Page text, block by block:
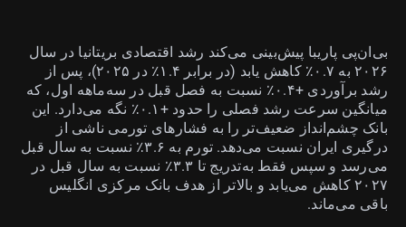
بی‌ان‌پی پاریبا پیش‌بینی می‌کند رشد اقتصادی بریتانیا در سال
۲۰۲۶ به ۰.۷٪ کاهش یابد (در برابر ۱.۴٪ در ۲۰۲۵)، پس از
رشد برآوردی +۰.۴٪ نسبت به فصل قبل در سه‌ماهه اول، که
میانگین سرعت رشد فصلی را حدود +۰.۱٪ نگه می‌دارد. این
بانک چشم‌انداز ضعیف‌تر را به فشارهای تورمی ناشی از
درگیری ایران نسبت می‌دهد. تورم به ۳.۶٪ نسبت به سال قبل
می‌رسد و سپس فقط به‌تدریج تا ۳.۳٪ نسبت به سال قبل در
۲۰۲۷ کاهش می‌یابد و بالاتر از هدف بانک مرکزی انگلیس
باقی می‌ماند.